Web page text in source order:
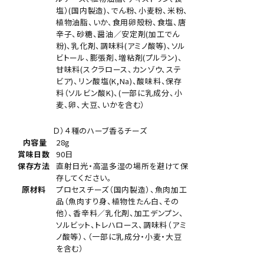
塩）(国内製造)、でん粉、小麦粉、米粉、
植物油脂、いか、食用卵殻粉、食塩、唐
辛子、砂糖、醤油／安定剤(加工でん
粉)、乳化剤、調味料(アミノ酸等)、ソル
ビトール、膨張剤、増粘剤(プルラン)、
甘味料(スクラロース、カンゾウ、ステ
ビア)、リン酸塩(K,Na)、酸味料、保存
料（ソルビン酸K)、(一部に乳成分、小
麦、卵、大豆、いかを含む）
Ｄ）４種のハーブ香るチーズ
内容量
28g
賞味日数 90日
保存方法 直射日光・高温多湿の場所を避けて保
存してください。
原材料
プロセスチーズ（国内製造）、魚肉加工
品（魚肉すり身、植物性たん白、その
他）、香辛料／乳化剤、加工デンプン、
ソルビット、トレハロース、調味料（アミ
ノ酸等）、（一部に乳成分・小麦・大豆
を含む）